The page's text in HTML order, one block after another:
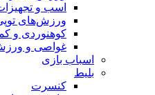
اسب و
ورزش‌های
کوهنوردی و
غواصی و
اسباب‌ بازی
بلیط
کنسرت